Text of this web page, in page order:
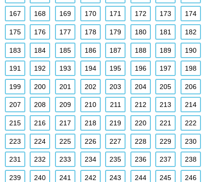
167 168 169 170 171 172 173 174
175 176 177 178 179 180 181 182
183 184 185 186 187 188 189 190
191 192 193 194 195 196 197 198
199 200 201 202 203 204 205 206
207 208 209 210 211 212 213 214
215 216 217 218 219 220 221 222
223 224 225 226 227 228 229 230
231 232 233 234 235 236 237 238
239 240 241 242 243 244 245 246